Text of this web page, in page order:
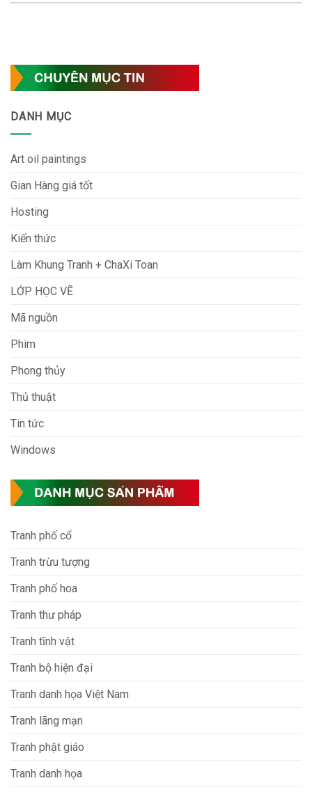
DANH MỤC
Art oil paintings
Gian Hàng giá tốt
Hosting
Kiến thức
Làm Khung Tranh + ChaXi Toan
LỚP HỌC VẼ
Mã nguồn
Phim
Phong thủy
Thủ thuật
Tin tức
Windows
Tranh phố cổ
Tranh trừu tượng
Tranh phố hoa
Tranh thư pháp
Tranh tĩnh vật
Tranh bộ hiện đại
Tranh danh họa Việt Nam
Tranh lãng mạn
Tranh phật giáo
Tranh danh họa